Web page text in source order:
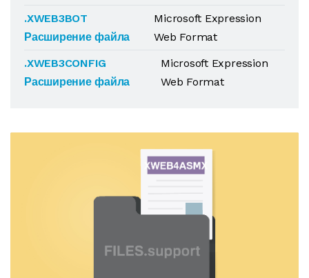
.XWEB3BOT
Расширение файла
Microsoft Expression
Web Format
.XWEB3CONFIG
Расширение файла
Microsoft Expression
Web Format